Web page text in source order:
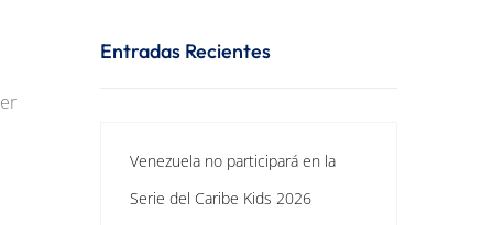
Entradas Recientes
Venezuela no participará en la
Serie del Caribe Kids 2026